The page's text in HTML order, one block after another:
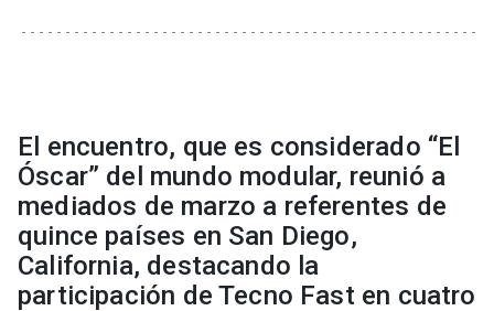
El encuentro, que es considerado “El
Óscar” del mundo modular, reunió a
mediados de marzo a referentes de
quince países en San Diego,
California, destacando la
participación de Tecno Fast en cuatro